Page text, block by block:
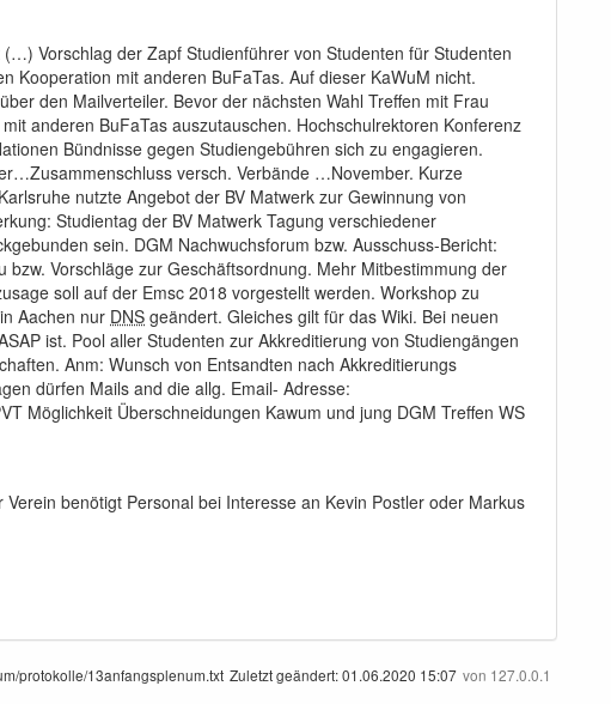
Vorschlag der Zapf Studienführer von Studenten für Studenten
Kooperation mit anderen BuFaTas. Auf dieser KaWuM nicht.
den Mailverteiler. Bevor der nächsten Wahl Treffen mit Frau
anderen BuFaTas auszutauschen. Hochschulrektoren Konferenz
Bündnisse gegen Studiengebühren sich zu engagieren.
versch. Verbände …November. Kurze
nutzte Angebot der BV Matwerk zur Gewinnung von
Studientag der BV Matwerk Tagung verschiedener
sein. DGM Nachwuchsforum bzw. Ausschuss-Bericht:
Vorschläge zur Geschäftsordnung. Mehr Mitbestimmung der
soll auf der Emsc 2018 vorgestellt werden. Workshop zu
Aachen nur DNS geändert. Gleiches gilt für das Wiki. Bei neuen
ist. Pool aller Studenten zur Akkreditierung von Studiengängen
Anm: Wunsch von Entsandten nach Akkreditierungs
dürfen Mails and die allg. Email- Adresse:
Möglichkeit Überschneidungen Kawum und jung DGM Treffen WS
benötigt Personal bei Interesse an Kevin Postler oder Markus
protokolle/13anfangsplenum.txt Zuletzt geändert:01.06.2020 15:07 von 127.0.0.1